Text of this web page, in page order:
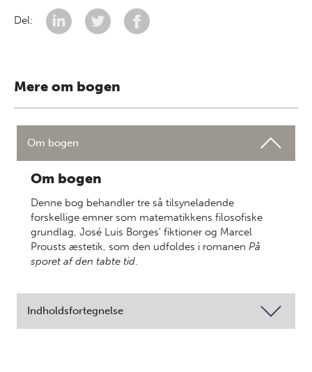
Del:
Mere om bogen
Om bogen
Om bogen
Denne bog behandler tre så tilsyneladende
forskellige emner som matematikkens filosofiske
grundlag, José Luis Borges' fiktioner og Marcel
Prousts æstetik, som den udfoldes i romanen På
sporet af den tabte tid.
Indholdsfortegnelse